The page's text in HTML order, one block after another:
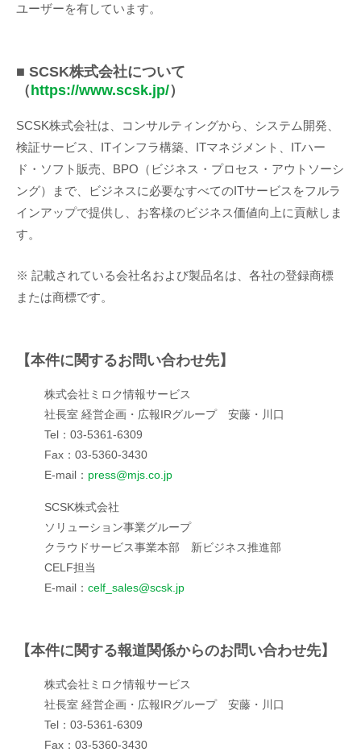
ユーザーを有しています。
■ SCSK株式会社について
（https://www.scsk.jp/）
SCSK株式会社は、コンサルティングから、システム開発、
検証サービス、ITインフラ構築、ITマネジメント、ITハー
ド・ソフト販売、BPO（ビジネス・プロセス・アウトソーシ
ング）まで、ビジネスに必要なすべてのITサービスをフルラ
インアップで提供し、お客様のビジネス価値向上に貢献しま
す。
※ 記載されている会社名および製品名は、各社の登録商標
または商標です。
【本件に関するお問い合わせ先】
株式会社ミロク情報サービス
社長室 経営企画・広報IRグループ 安藤・川口
Tel：03-5361-6309
Fax：03-5360-3430
E-mail： press@mjs.co.jp
SCSK株式会社
ソリューション事業グループ
クラウドサービス事業本部 新ビジネス推進部
CELF担当
E-mail： celf_sales@scsk.jp
【本件に関する報道関係からのお問い合わせ先】
株式会社ミロク情報サービス
社長室 経営企画・広報IRグループ 安藤・川口
Tel：03-5361-6309
Fax：03-5360-3430